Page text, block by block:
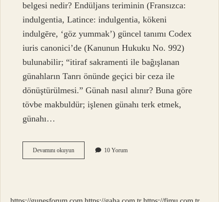
belgesi nedir? Endüljans teriminin (Fransızca:
indulgentia, Latince: indulgentia, kökeni
indulgēre, ‘göz yummak’) güncel tanımı Codex
iuris canonici’de (Kanunun Hukuku No. 992)
bulunabilir; “itiraf sakramenti ile bağışlanan
günahların Tanrı önünde geçici bir ceza ile
dönüştürülmesi.” Günah nasıl alınır? Buna göre
tövbe makbuldür; işlenen günahı terk etmek,
günahı…
Devamını okuyunGünah
Çıkartma
10 Yorum